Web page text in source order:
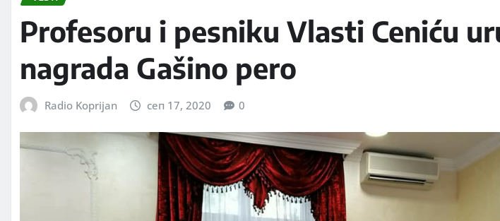
Profesoru i pesniku Vlasti Ceniću
nagrada Gašino pero
Radio Koprijan сеп 17, 2020 0